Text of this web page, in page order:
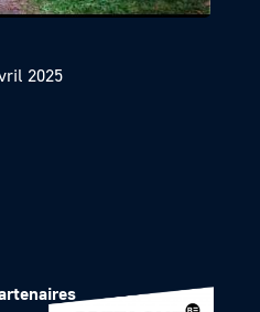
2025